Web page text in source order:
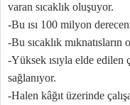
varan sıcaklık oluşuyor.
-Bu ısı 100 milyon
-Bu sıcaklık
-Yüksek ısıyla elde
sağlanıyor.
-Halen kâğıt üzerinde